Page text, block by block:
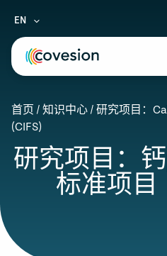
menu
menu
menu
menu
EN
首页 / 知识中心 / 研究项目：
(CIFS)
研究项目：
标准项目